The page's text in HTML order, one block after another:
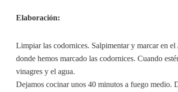
Elaboración:
Limpiar las codornices. Salpimentar y marcar en
donde hemos marcado las codornices. Cuando
vinagres y el agua.
Dejamos cocinar unos 40 minutos a fuego medio.